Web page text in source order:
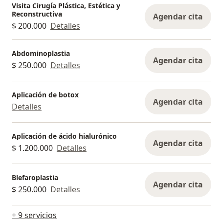
Visita Cirugía Plástica, Estética y
Reconstructiva
$ 200.000 Detalles
Agendar cita
Abdominoplastia
$ 250.000 Detalles Agendar cita
Aplicación de botox
Detalles Agendar cita
Aplicación de ácido hialurónico
$ 1.200.000 Detalles Agendar cita
Blefaroplastia
$ 250.000 Detalles Agendar cita
+ 9 servicios